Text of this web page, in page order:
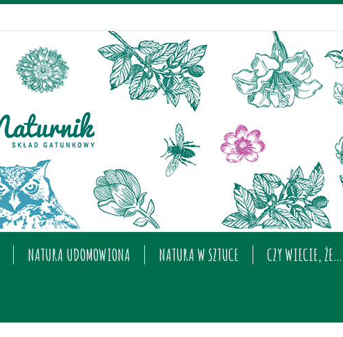
NATURA UDOMOWIONA NATURA W SZTUCE CZY WIECIE, ŻE…